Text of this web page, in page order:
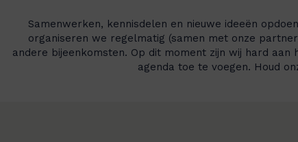
Samenwerken, kennisdelen en nieuwe ideeën
organiseren we regelmatig (samen met onze
andere bijeenkomsten. Op dit moment zijn wij hard
agenda toe te voegen. Houd